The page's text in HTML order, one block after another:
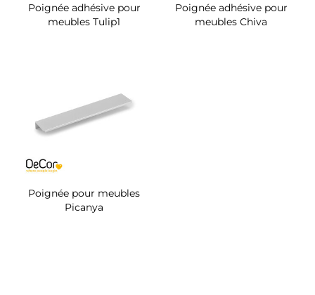
Poignée adhésive pour
meubles Tulip1
Poignée adhésive pour
meubles Chiva
Poignée pour meubles
Picanya